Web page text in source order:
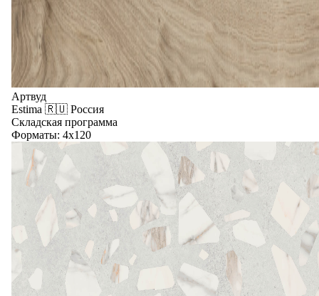
Артвуд
Estima 🇷🇺 Россия
Складская программа
Форматы: 4x120